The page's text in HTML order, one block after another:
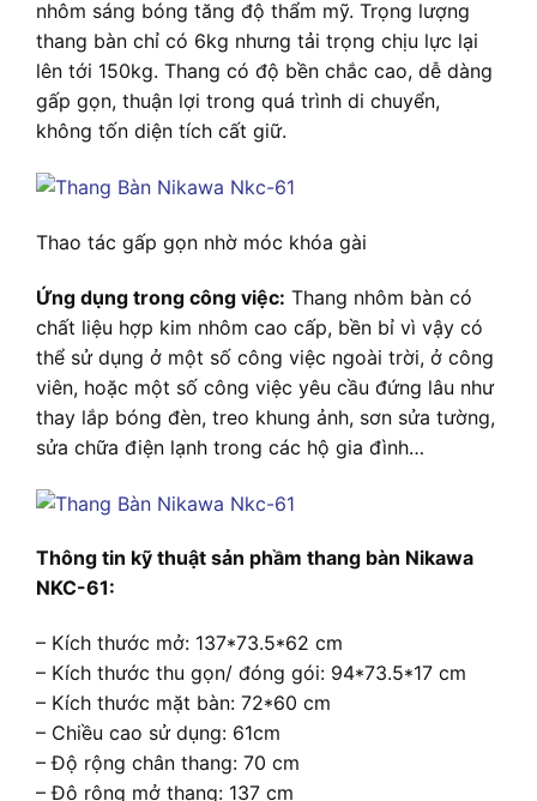
nhôm sáng bóng tăng độ thẩm mỹ. Trọng lượng
thang bàn chỉ có 6kg nhưng tải trọng chịu lực lại
lên tới 150kg. Thang có độ bền chắc cao, dễ dàng
gấp gọn, thuận lợi trong quá trình di chuyển,
không tốn diện tích cất giữ.
Thao tác gấp gọn nhờ móc khóa gài
Ứng dụng trong công việc: Thang nhôm bàn có
chất liệu hợp kim nhôm cao cấp, bền bỉ vì vậy có
thể sử dụng ở một số công việc ngoài trời, ở công
viên, hoặc một số công việc yêu cầu đứng lâu như
thay lắp bóng đèn, treo khung ảnh, sơn sửa tường,
sửa chữa điện lạnh trong các hộ gia đình…
Thông tin kỹ thuật sản phầm thang bàn Nikawa
NKC-61:
– Kích thước mở: 137*73.5*62 cm
– Kích thước thu gọn/ đóng gói: 94*73.5*17 cm
– Kích thước mặt bàn: 72*60 cm
– Chiều cao sử dụng: 61cm
– Độ rộng chân thang: 70 cm
– Độ rộng mở thang: 137 cm